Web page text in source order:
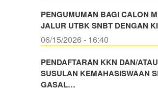
PENGUMUMAN BAGI CALON
JALUR UTBK SNBT DENGAN
06/15/2026 - 16:40
PENDAFTARAN KKN DAN/
SUSULAN KEMAHASISWAAN
GASAL…